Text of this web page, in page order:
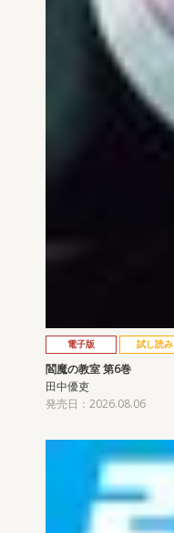
電子版 試し読み
閻魔の教室 第6巻
田中優吏
発売日：2026.08.06